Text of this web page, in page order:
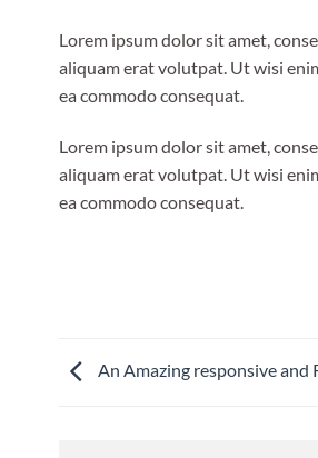
Lorem ipsum dolor sit amet,
aliquam erat volutpat. Ut wisi
ea commodo consequat.
Lorem ipsum dolor sit amet,
aliquam erat volutpat. Ut wisi
ea commodo consequat.
An Amazing responsive and